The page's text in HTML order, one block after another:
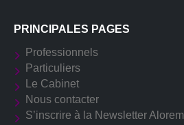
PRINCIPALES PAGES
Professionnels
Particuliers
Le Cabinet
Nous contacter
S’inscrire à la Newsletter Alorem